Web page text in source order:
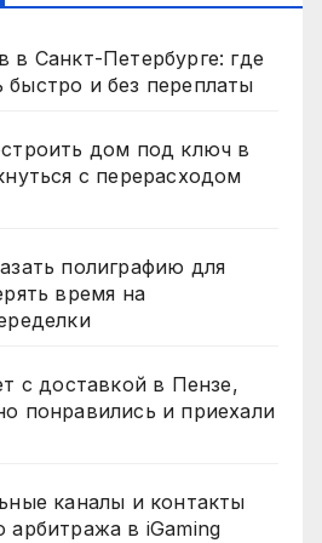
в Санкт-Петербурге: где
быстро и без переплаты
дом под ключ в
с перерасходом
полиграфию для
время на
с доставкой в Пензе,
понравились и приехали
каналы и контакты
арбитража в iGaming